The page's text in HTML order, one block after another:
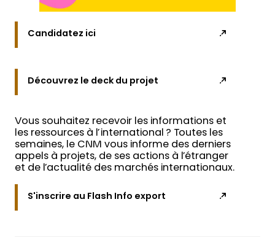
Candidatez ici
Découvrez le deck du projet
Vous souhaitez recevoir les informations et
les ressources à l’international ? Toutes les
semaines, le CNM vous informe des derniers
appels à projets, de ses actions à l’étranger
et de l’actualité des marchés internationaux.
S'inscrire au Flash Info export